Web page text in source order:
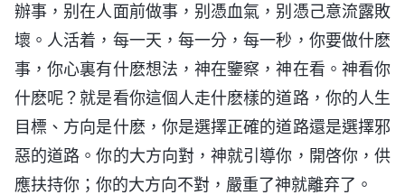
辦事，别在人面前做事，别憑血氣，别憑己意流露敗
壞。人活着，每一天，每一分，每一秒，你要做什麽
事，你心裏有什麽想法，神在鑒察，神在看。神看你
什麽呢？就是看你這個人走什麽樣的道路，你的人生
目標、方向是什麽，你是選擇正確的道路還是選擇邪
惡的道路。你的大方向對，神就引導你，開啓你，供
應扶持你；你的大方向不對，嚴重了神就離弃了。